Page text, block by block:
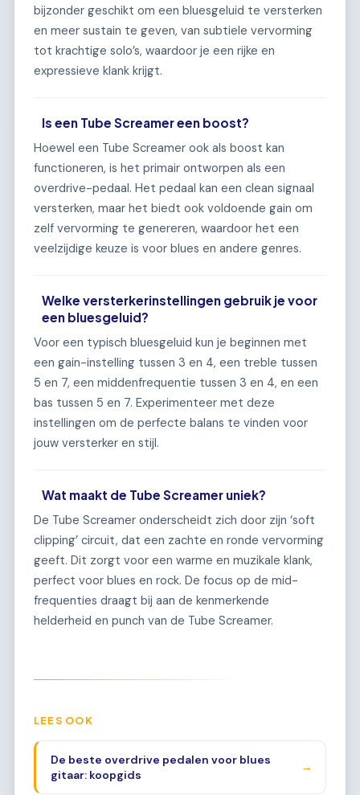
bijzonder geschikt om een bluesgeluid te versterken
en meer sustain te geven, van subtiele vervorming
tot krachtige solo’s, waardoor je een rijke en
expressieve klank krijgt.
Is een Tube Screamer een boost?
Hoewel een Tube Screamer ook als boost kan
functioneren, is het primair ontworpen als een
overdrive-pedaal. Het pedaal kan een clean signaal
versterken, maar het biedt ook voldoende gain om
zelf vervorming te genereren, waardoor het een
veelzijdige keuze is voor blues en andere genres.
Welke versterkerinstellingen gebruik je voor
een bluesgeluid?
Voor een typisch bluesgeluid kun je beginnen met
een gain-instelling tussen 3 en 4, een treble tussen
5 en 7, een middenfrequentie tussen 3 en 4, en een
bas tussen 5 en 7. Experimenteer met deze
instellingen om de perfecte balans te vinden voor
jouw versterker en stijl.
Wat maakt de Tube Screamer uniek?
De Tube Screamer onderscheidt zich door zijn ‘soft
clipping’ circuit, dat een zachte en ronde vervorming
geeft. Dit zorgt voor een warme en muzikale klank,
perfect voor blues en rock. De focus op de mid-
frequenties draagt bij aan de kenmerkende
helderheid en punch van de Tube Screamer.
LEES OOK
De beste overdrive pedalen voor blues
gitaar: koopgids
→